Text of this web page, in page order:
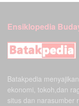
Ensiklopedia
Batakpedia
ekonomi, tokoh,dan
situs dan narasumber